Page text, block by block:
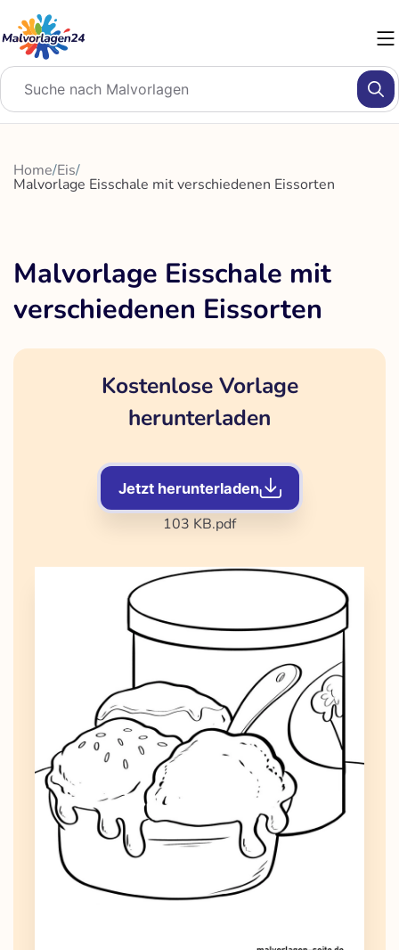
Inhalt
springen
Home/Eis/
Malvorlage Eisschale mit verschiedenen Eissorten
Malvorlage Eisschale mit
verschiedenen Eissorten
Kostenlose Vorlage
herunterladen
Jetzt herunterladen
103 KB.pdf